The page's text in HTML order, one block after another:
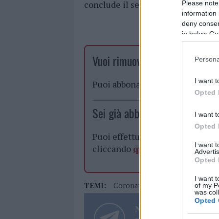
Please
information
deny
in below
I want
Opted
I want
Opted
I want
Opted
I want
of my
was
Opted
conclude il segretario Cubeddu.
Vuoi rimuovere le pubblicità
Puoi abbonarti a soli € 1,10 al
Sei già abbonato?
Puoi effettuare l'accesso
cliccando qui
TEMI: Coronavirus Tempio Pausania
Notizie in tempo